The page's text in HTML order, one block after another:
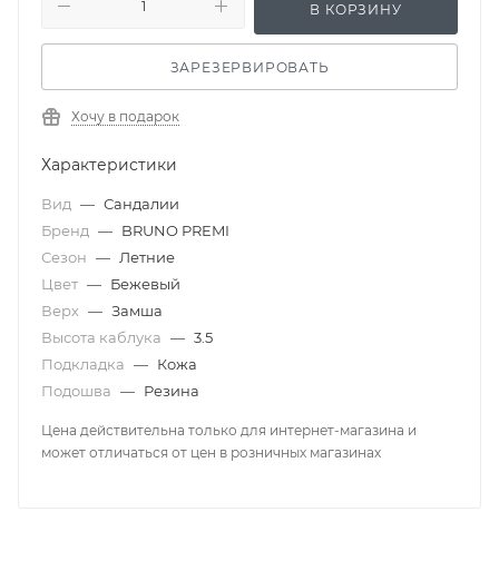
В КОРЗИНУ
ЗАРЕЗЕРВИРОВАТЬ
Хочу в подарок
Характеристики
Вид — Сандалии
Бренд — BRUNO PREMI
Сезон — Летние
Цвет — Бежевый
Верх — Замша
Высота каблука — 3.5
Подкладка — Кожа
Подошва — Резина
Цена действительна только для интернет-магазина и
может отличаться от цен в розничных магазинах